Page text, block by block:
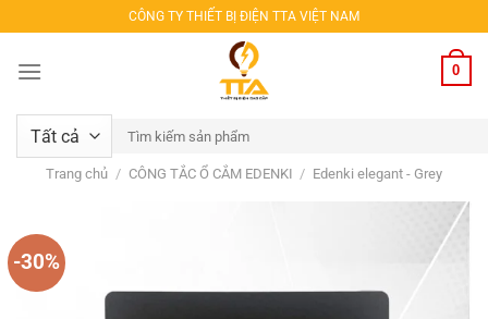
qua
nội
CÔNG TY THIẾT BỊ ĐIỆN TTA VIỆT NAM
0
Tìm
kiếm:
Trang chủ / CÔNG TẮC Ổ CẮM EDENKI / Edenki elegant - Grey
-30%